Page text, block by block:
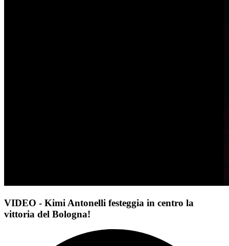
VIDEO - Kimi Antonelli festeggia in centro la
vittoria del Bologna!